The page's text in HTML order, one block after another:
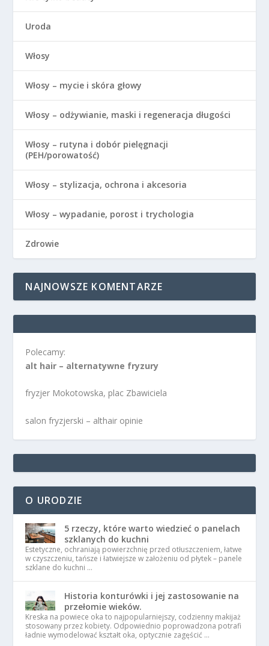
Uroda
Włosy
Włosy – mycie i skóra głowy
Włosy – odżywianie, maski i regeneracja długości
Włosy – rutyna i dobór pielęgnacji
(PEH/porowatość)
Włosy – stylizacja, ochrona i akcesoria
Włosy – wypadanie, porost i trychologia
Zdrowie
NAJNOWSZE KOMENTARZE
Polecamy:
alt hair – alternatywne fryzury
fryzjer Mokotowska, plac Zbawiciela
salon fryzjerski – althair opinie
O URODZIE
5 rzeczy, które warto wiedzieć o panelach
szklanych do kuchni
Estetyczne, ochraniają powierzchnię przed otłuszczeniem, łatwe
w czyszczeniu, tańsze i łatwiejsze w założeniu od płytek – panele
szklane do kuchni …
Historia konturówki i jej zastosowanie na
przełomie wieków.
Kreska na powiece oka to najpopularniejszy, codzienny makijaż
stosowany przez kobiety. Odpowiednio poprowadzona potrafi
ładnie wymodelować kształt oka, optycznie zagęścić …